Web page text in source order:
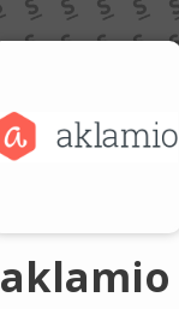
aklamio